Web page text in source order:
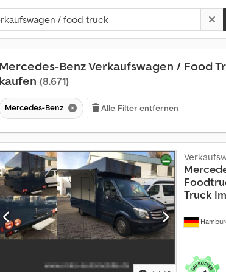
Mercedes-Benz Verkaufswagen / Food
kaufen (8.671)
Mercedes-Benz Alle Filter entfernen
Truck